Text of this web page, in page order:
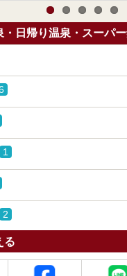
・日帰り温泉・スーパ
1
2
る